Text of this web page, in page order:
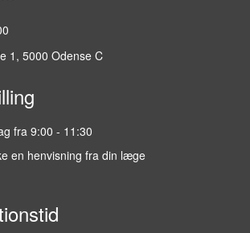
1, 5000 Odense C
fra 9:00 - 11:30
en henvisning fra din læge